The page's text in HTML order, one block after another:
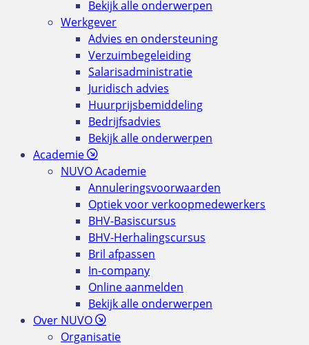
Bekijk alle onderwerpen
Werkgever
Advies en ondersteuning
Verzuimbegeleiding
Salarisadministratie
Juridisch advies
Huurprijsbemiddeling
Bedrijfsadvies
Bekijk alle onderwerpen
Academie
NUVO Academie
Annuleringsvoorwaarden
Optiek voor verkoopmedewerkers
BHV-Basiscursus
BHV-Herhalingscursus
Bril afpassen
In-company
Online aanmelden
Bekijk alle onderwerpen
Over NUVO
Organisatie